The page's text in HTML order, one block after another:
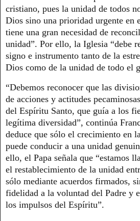
cristiano, pues la unidad de todos
Dios sino una prioridad urgente en
tiene una gran necesidad de
unidad”. Por ello, la Iglesia “debe
signo e instrumento tanto de la
Dios como de la unidad de todo el
“Debemos reconocer que las
de acciones y actitudes
del Espíritu Santo, que guía a los
legítima diversidad”, continúa
deduce que sólo el crecimiento en
puede conducir a una unidad
ello, el Papa señala que “estamos
el restablecimiento de la unidad
sólo mediante acuerdos firmados,
fidelidad a la voluntad del Padre y
los impulsos del Espíritu”.